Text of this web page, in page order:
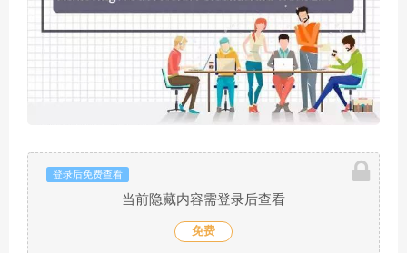
登录后免费查看
当前隐藏内容需登录后查看
免费